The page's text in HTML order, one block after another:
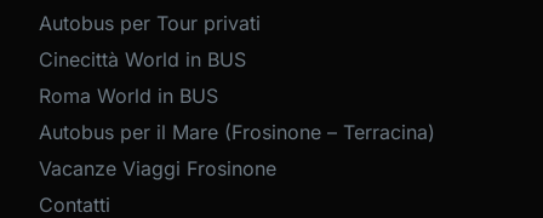
Autobus per Tour privati
Cinecittà World in BUS
Roma World in BUS
Autobus per il Mare (Frosinone – Terracina)
Vacanze Viaggi Frosinone
Contatti